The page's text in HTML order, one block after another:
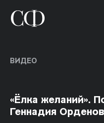
ВИДЕО
«Ёлка желаний».
Геннадия